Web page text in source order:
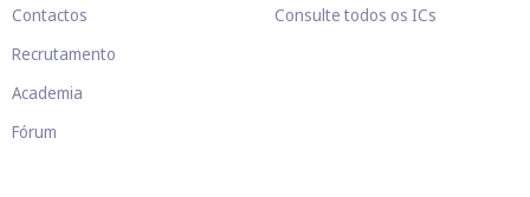
Contactos
Recrutamento
Academia
Fórum
Consulte todos os ICs